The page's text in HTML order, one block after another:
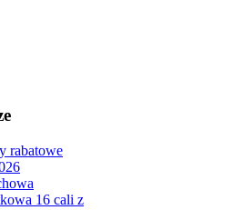
rabatowe
16 cali z